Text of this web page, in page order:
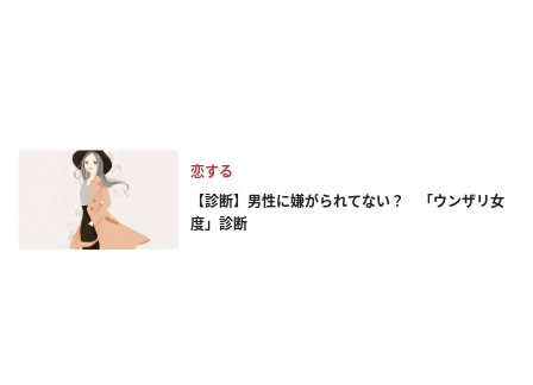
恋する
【診断】男性に嫌がられてない？ 「ウンザリ女
度」診断